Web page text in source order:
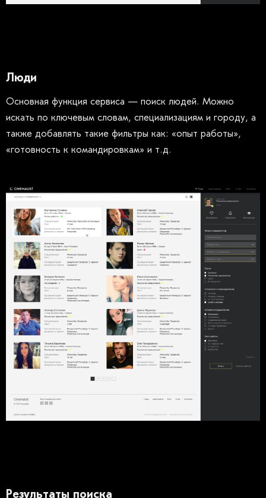
Люди
Основная функция сервиса — поиск людей. Можно
искать по ключевым словам, специализациям и городу, а
также добавлять такие фильтры как: «опыт работы»,
«готовность к командировкам» и т.д.
Результаты поиска